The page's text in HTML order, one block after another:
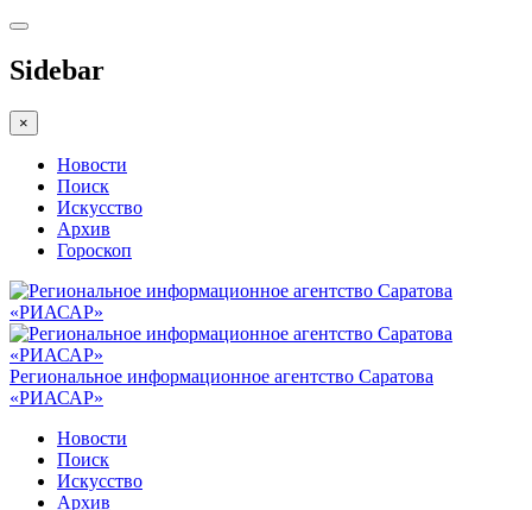
Sidebar
×
Новости
Поиск
Искусство
Архив
Гороскоп
Региональное информационное агентство Саратова
«РИАСАР»
Новости
Поиск
Искусство
Архив